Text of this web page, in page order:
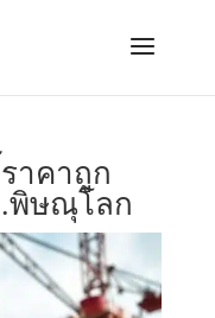
าคาถูก
.พิษณุโลก